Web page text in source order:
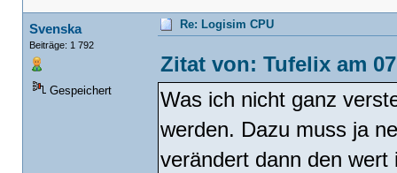
Svenska
Beiträge: 1 792
Gespeichert
Re: Logisim CPU
Zitat von: Tufelix am
Was ich nicht ganz
werden. Dazu muss ja
verändert dann den